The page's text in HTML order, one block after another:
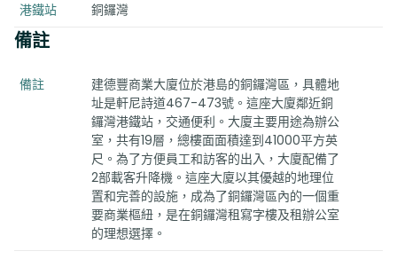
港鐵站
銅鑼灣
備註
備註
建德豐商業大廈位於港島的銅鑼灣區，具體地
址是軒尼詩道467-473號。這座大廈鄰近銅
鑼灣港鐵站，交通便利。大廈主要用途為辦公
室，共有19層，總樓面面積達到41000平方英
尺。為了方便員工和訪客的出入，大廈配備了
2部載客升降機。這座大廈以其優越的地理位
置和完善的設施，成為了銅鑼灣區內的一個重
要商業樞紐，是在銅鑼灣租寫字樓及租辦公室
的理想選擇。